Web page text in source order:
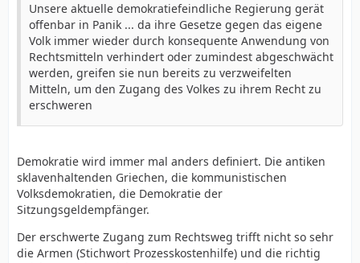
Unsere aktuelle demokratiefeindliche Regierung gerät
offenbar in Panik ... da ihre Gesetze gegen das eigene
Volk immer wieder durch konsequente Anwendung von
Rechtsmitteln verhindert oder zumindest abgeschwächt
werden, greifen sie nun bereits zu verzweifelten
Mitteln, um den Zugang des Volkes zu ihrem Recht zu
erschweren
Demokratie wird immer mal anders definiert. Die antiken
sklavenhaltenden Griechen, die kommunistischen
Volksdemokratien, die Demokratie der
Sitzungsgeldempfänger.
Der erschwerte Zugang zum Rechtsweg trifft nicht so sehr
die Armen (Stichwort Prozesskostenhilfe) und die richtig